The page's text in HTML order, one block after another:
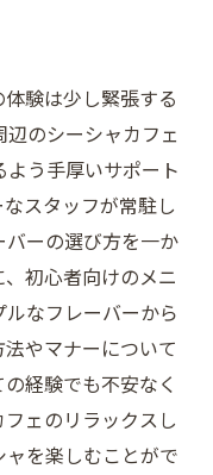
験は少し緊張する
のシーシャカフェ
う手厚いサポート
スタッフが常駐し
ーの選び方を一か
初心者向けのメニ
なフレーバーから
やマナーについて
経験でも不安なく
ェのリラックスし
を楽しむことがで